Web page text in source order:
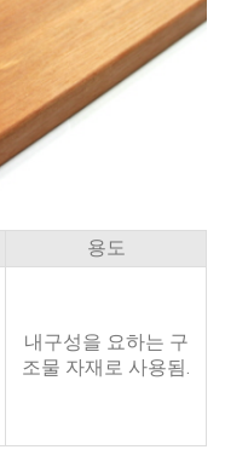
용도
내구성을 요하는 구
조물 자재로 사용됨.